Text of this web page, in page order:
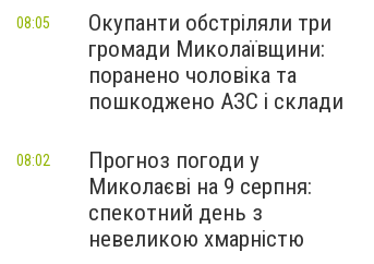
Окупанти обстріляли три
громади Миколаївщини:
поранено чоловіка та
пошкоджено АЗС і склади
08:05
Прогноз погоди у
Миколаєві на 9 серпня:
спекотний день з
невеликою хмарністю
08:02